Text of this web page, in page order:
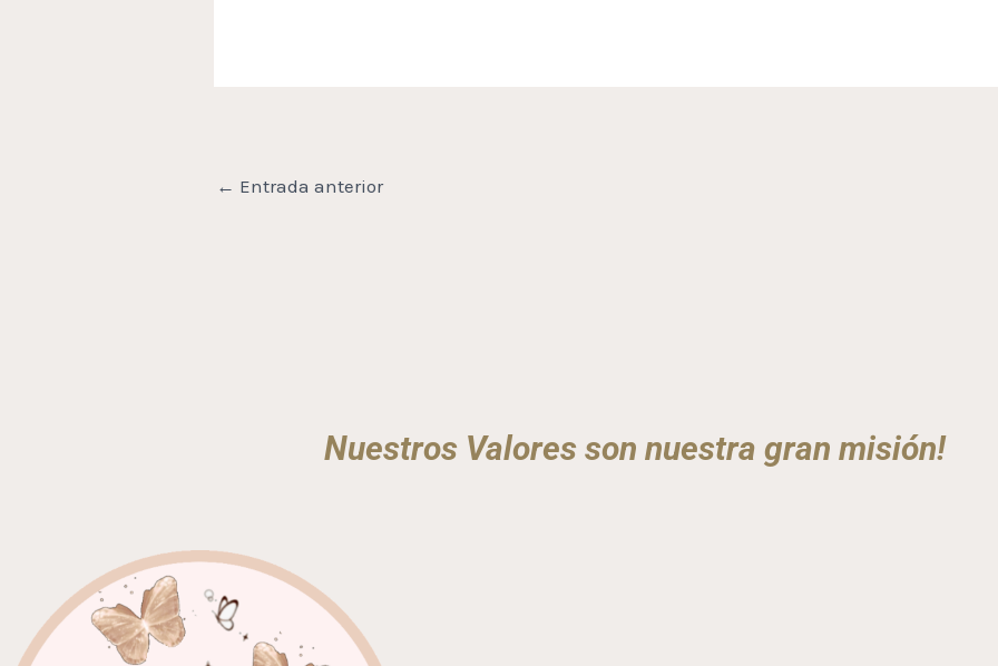
← Entrada anterior
Nuestros Valores son nuestra gran misión!